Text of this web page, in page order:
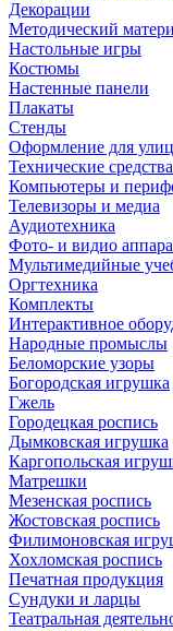
Декорации
Методический
Настольные игры
Костюмы
Настенные панели
Плакаты
Стенды
Оформление для
Технические
Компьютеры и
Телевизоры и медиа
Аудиотехника
Фото- и видио
Мультимедийные
Оргтехника
Комплекты
Интерактивное
Народные промыслы
Беломорские узоры
Богородская игрушка
Гжель
Городецкая роспись
Дымковская игрушка
Каргопольская
Матрешки
Мезенская роспись
Жостовская роспись
Филимоновская
Хохломская роспись
Печатная продукция
Сундуки и ларцы
Театральная